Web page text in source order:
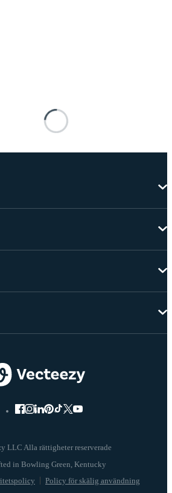
LLC Alla rättigheter reserverade
Policy för skälig användning